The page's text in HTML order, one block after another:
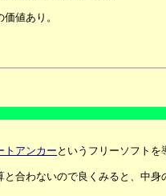
値あり。
トアンカーというフリーソフトを
合わないので良くみると、中